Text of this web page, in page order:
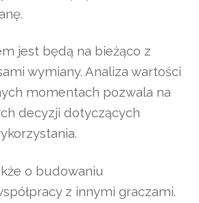
jest będą na bieżąco z
wymiany. Analiza wartości
momentach pozwala na
decyzji dotyczących
o budowaniu
z innymi graczami.